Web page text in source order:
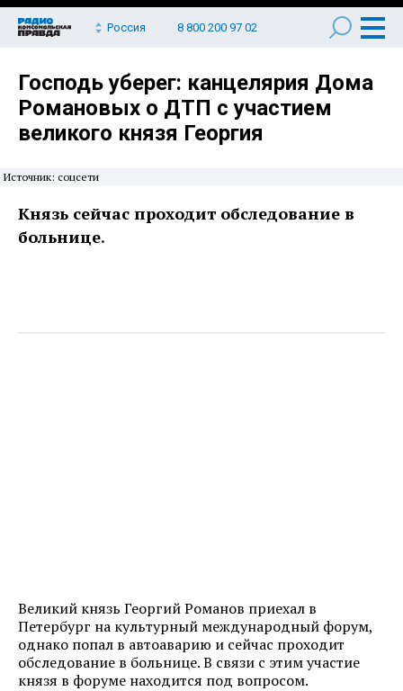
Россия 8 800 200 97 02
Господь уберег: канцелярия Дома
Романовых о ДТП с участием
великого князя Георгия
Источник: соцсети
Князь сейчас проходит обследование в
больнице.
Великий князь Георгий Романов приехал в
Петербург на культурный международный форум,
однако попал в автоаварию и сейчас проходит
обследование в больнице. В связи с этим участие
князя в форуме находится под вопросом.